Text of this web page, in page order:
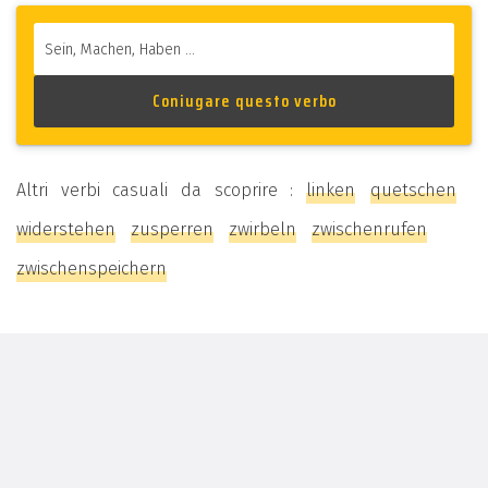
Altri verbi casuali da scoprire : linken
quetschen
widerstehen
zusperren zwirbeln
zwischenrufen
zwischenspeichern